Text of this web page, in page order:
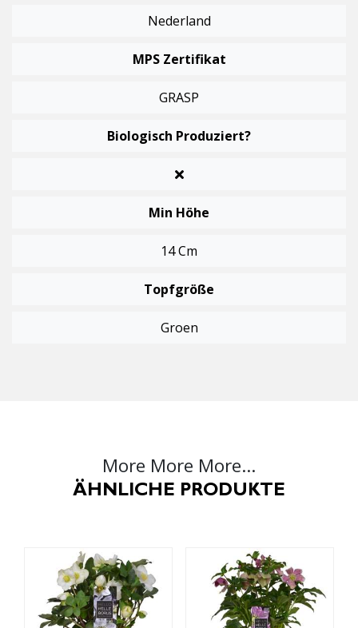
Nederland
MPS Zertifikat
GRASP
Biologisch Produziert?
Min Höhe
14 Cm
Topfgröße
Groen
More More More...
ÄHNLICHE PRODUKTE